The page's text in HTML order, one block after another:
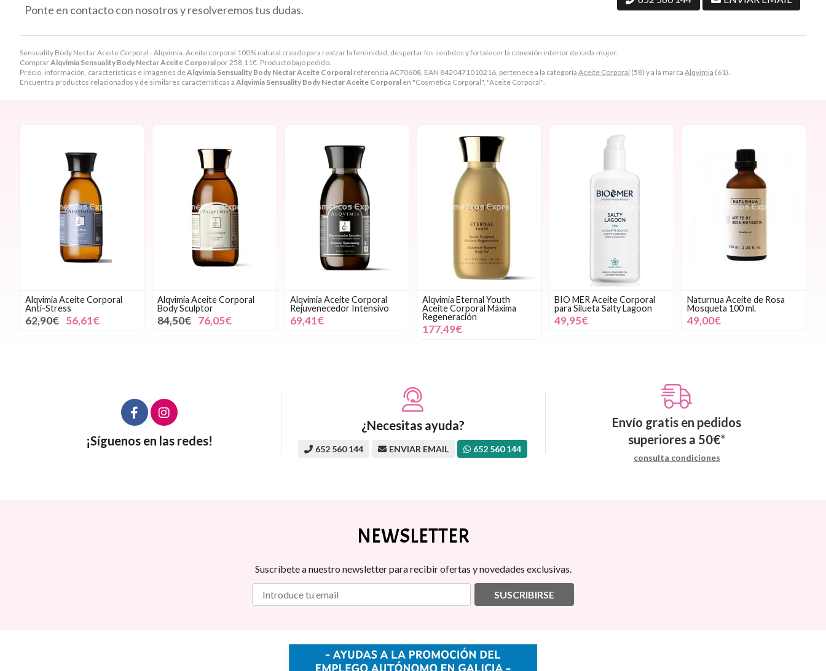
Sensuality Body Nectar Aceite Corporal - Alqvimia. Aceite corporal 100% natural creado para realzar la feminidad, despertar los sentidos y fortalecer la conexión interior de cada mujer.
ComprarAlqvimia Sensuality Body Nectar Aceite Corporal por258,11€. Producto bajo pedido.
Precio, información, características e imágenes deAlqvimia Sensuality Body Nectar Aceite Corporal referencia AC70608, EAN 8420471010216, pertenece a la categoría Aceite Corporal (58) y a la marca Alqvimia (61).
Encuentra productos relacionados y de similares características a Alqvimia Sensuality Body Nectar Aceite Corporal en "Cosmética Corporal", "Aceite Corporal".
Ponte en contacto con nosotros y resolveremos tus dudas.
Alqvimia Aceite Corporal
Anti-Stress
62,90€ 56,61€
Alqvimia Aceite Corporal
Body Sculptor
84,50€ 76,05€
Alqvimia Aceite Corporal
Rejuvenecedor Intensivo
69,41€
Alqvimia Eternal Youth
Aceite Corporal Máxima
Regeneración
177,49€
BIO MER Aceite Corporal
para Silueta Salty Lagoon
49,95€
Naturnua Aceite de Rosa
Mosqueta 100 ml.
49,00€
¡Síguenos en las redes!
¿Necesitas ayuda?
652 560 144 ENVIAR EMAIL 652 560 144
Envío gratis en pedidos
superiores a 50€*
consulta condiciones
NEWSLETTER
Suscríbete a nuestro newsletter para recibir ofertas y novedades exclusivas.
SUSCRIBIRSE